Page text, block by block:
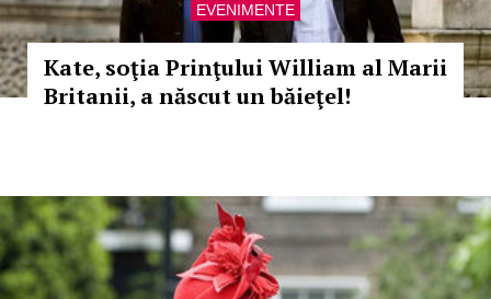
EVENIMENTE
Kate, soţia Prinţului William al Marii
Britanii, a născut un băieţel!